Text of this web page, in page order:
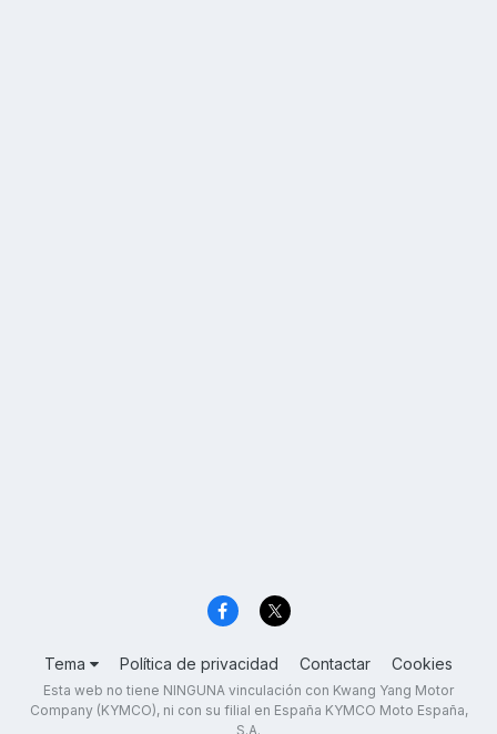
Tema Política de privacidad Contactar Cookies
Esta web no tiene NINGUNA vinculación con Kwang Yang Motor
Company (KYMCO), ni con su filial en España KYMCO Moto España,
S.A.